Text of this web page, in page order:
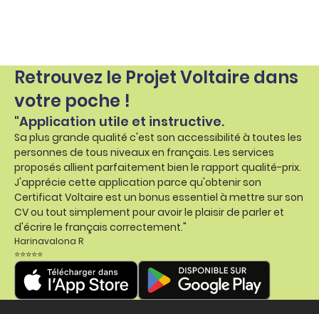
Retrouvez le Projet Voltaire dans
votre poche !
"Application utile et instructive.
Sa plus grande qualité c'est son accessibilité à toutes les
personnes de tous niveaux en français. Les services
proposés allient parfaitement bien le rapport qualité-prix.
J'apprécie cette application parce qu'obtenir son
Certificat Voltaire est un bonus essentiel à mettre sur son
CV ou tout simplement pour avoir le plaisir de parler et
d'écrire le français correctement."
Harinavalona R
⭐⭐⭐⭐⭐